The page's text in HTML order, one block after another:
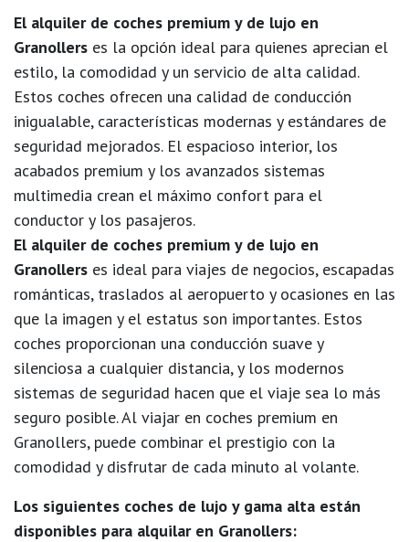
El alquiler de coches premium y de lujo en
Granollers es la opción ideal para quienes aprecian el
estilo, la comodidad y un servicio de alta calidad.
Estos coches ofrecen una calidad de conducción
inigualable, características modernas y estándares de
seguridad mejorados. El espacioso interior, los
acabados premium y los avanzados sistemas
multimedia crean el máximo confort para el
conductor y los pasajeros.
El alquiler de coches premium y de lujo en
Granollers es ideal para viajes de negocios, escapadas
románticas, traslados al aeropuerto y ocasiones en las
que la imagen y el estatus son importantes. Estos
coches proporcionan una conducción suave y
silenciosa a cualquier distancia, y los modernos
sistemas de seguridad hacen que el viaje sea lo más
seguro posible. Al viajar en coches premium en
Granollers, puede combinar el prestigio con la
comodidad y disfrutar de cada minuto al volante.
Los siguientes coches de lujo y gama alta están
disponibles para alquilar en Granollers: